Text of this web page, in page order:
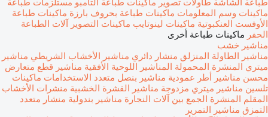
طباعة الشاشة طاولات تصوير ماكينات طباعة التامبو مستلزمات طباعة
ماكينات وسم المعلومات ماكينات طباعة بحروف بارزة ماكينات طباعة
الأوفست العنكبوتية ماكينات لينوتايب ماكينات التصوير آلات الطباعة
الحفر ماكينات طباعة أخرى
مناشير خشب
مناشير الطاولة المنزلق منشار دائري مناشير الأخشاب الشريطي مناشير
ميتري المنشرة المحمولة المناشير اللوحية الأفقية مناشير قطع متعارض
محسن مناشير أطر عمودية مناشير بنصل متعدد الاستخدامات ماكينات
تلسين مناشير ميتري مزدوجة مناشير القشرة الخشبية منشرات الأخشاب
المقلم المنشرة الجمع بين آلات النجارة مناشير بندولية منشار متعدد
التمزق مناشير التمرير